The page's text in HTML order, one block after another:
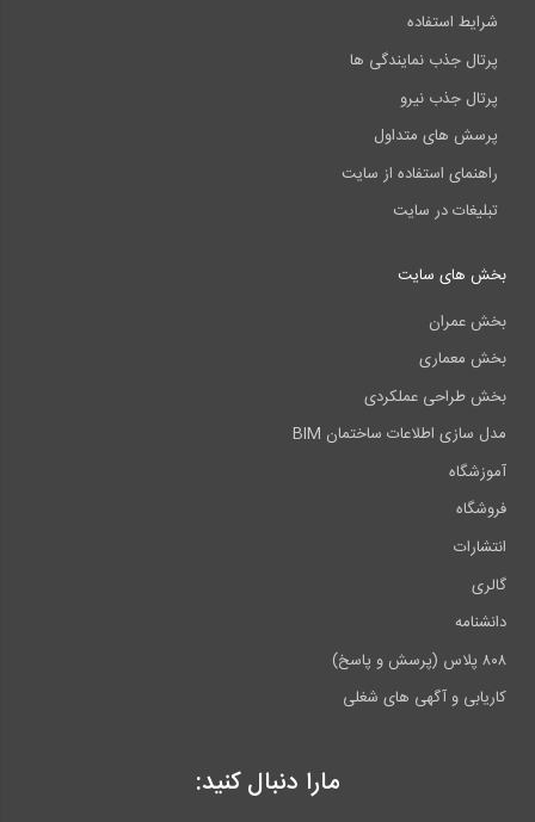
شرایط استفاده
پرتال جذب نمایندگی ها
پرتال جذب نیرو
پرسش های متداول
راهنمای استفاده از سایت
تبلیغات در سایت
بخش های سایت
بخش عمران
بخش معماری
بخش طراحی عملکردی
مدل سازی اطلاعات ساختمان BIM
آموزشگاه
فروشگاه
انتشارات
گالری
دانشنامه
۸۰۸ پلاس (پرسش و پاسخ)
کاریابی و آگهی های شغلی
مارا دنبال کنید: